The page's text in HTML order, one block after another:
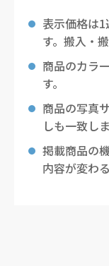
表示価格は
す。搬入・
商品のカラ
す。
商品の写真
しも一致し
掲載商品の
内容が変わ